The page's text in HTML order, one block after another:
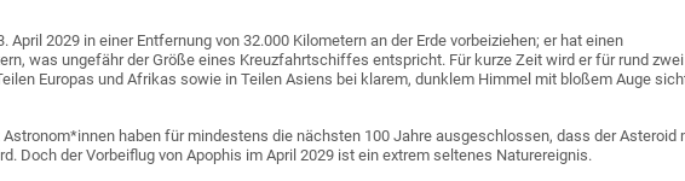
April 2029 in einer Entfernung von 32.000 Kilometern an der Erde vorbeiziehen; er hat einen
was ungefähr der Größe eines Kreuzfahrtschiffes entspricht. Für kurze Zeit wird er für rund zwei
Europas und Afrikas sowie in Teilen Asiens bei klarem, dunklem Himmel mit bloßem Auge
haben für mindestens die nächsten 100 Jahre ausgeschlossen, dass der Asteroid
Doch der Vorbeiflug von Apophis im April 2029 ist ein extrem seltenes Naturereignis.